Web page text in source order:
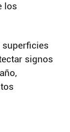
los
superficies
signos